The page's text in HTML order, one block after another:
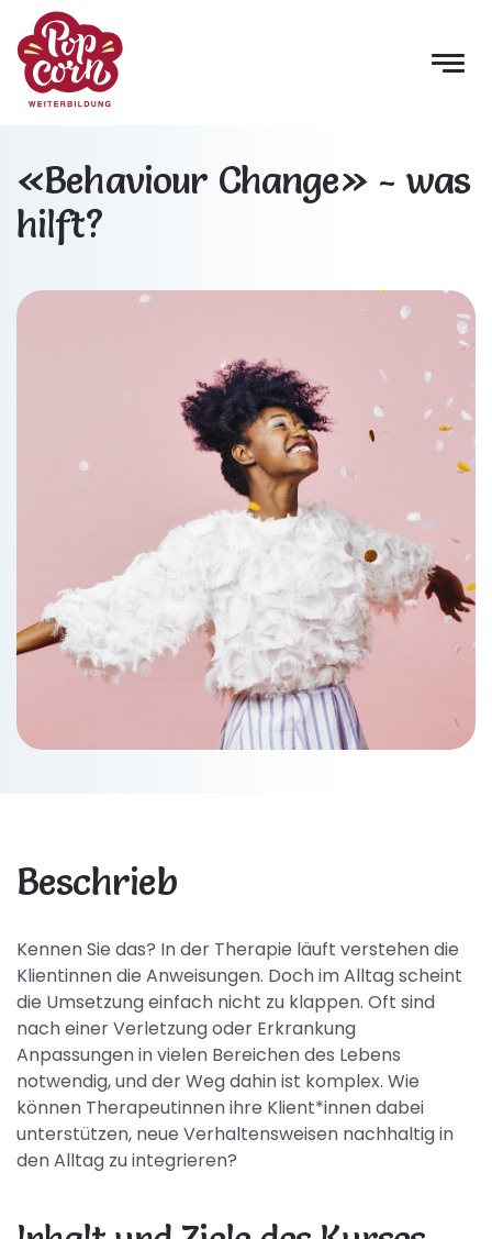
«Behaviour Change» - was
hilft?
Beschrieb
Kennen Sie das? In der Therapie läuft verstehen die
Klientinnen die Anweisungen. Doch im Alltag scheint
die Umsetzung einfach nicht zu klappen. Oft sind
nach einer Verletzung oder Erkrankung
Anpassungen in vielen Bereichen des Lebens
notwendig, und der Weg dahin ist komplex. Wie
können Therapeutinnen ihre Klient*innen dabei
unterstützen, neue Verhaltensweisen nachhaltig in
den Alltag zu integrieren?